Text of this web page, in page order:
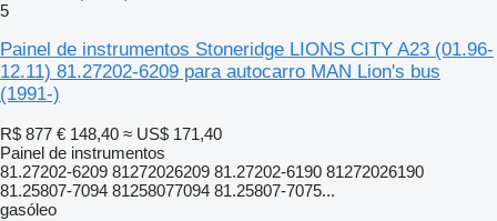
5
Painel de instrumentos Stoneridge LIONS CITY A23 (01.96-
12.11) 81.27202-6209 para autocarro MAN Lion's bus
(1991-)
R$ 877 € 148,40 ≈ US$ 171,40
Painel de instrumentos
81.27202-6209 81272026209 81.27202-6190 81272026190
81.25807-7094 81258077094 81.25807-7075...
gasóleo